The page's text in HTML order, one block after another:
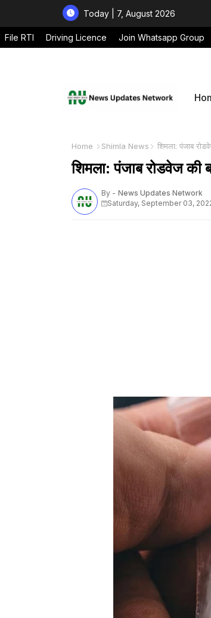
Today | 7, August 2026
File RTI Driving Licence Join Whatsapp Group
Home Shimla News शिमला: पंजाब
शिमला: पंजाब रोडवेज की
By - News Updates Network
Saturday, September 03,